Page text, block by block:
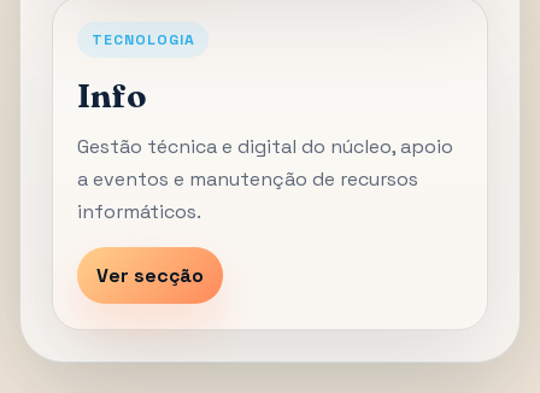
TECNOLOGIA
Info
Gestão técnica e digital do núcleo, apoio
a eventos e manutenção de recursos
informáticos.
Ver secção